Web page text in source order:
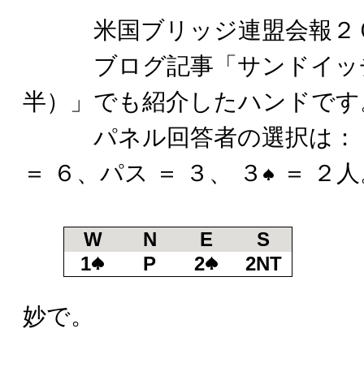
米国ブリッジ連盟会報２
ブログ記事「サンドイッ
半）」でも紹介したハンドで
パネル回答者の選択は：
＝ ６、パス ＝ ３、 ３
＝ ２
W N E
S
1
P 2 2NT
妙で。